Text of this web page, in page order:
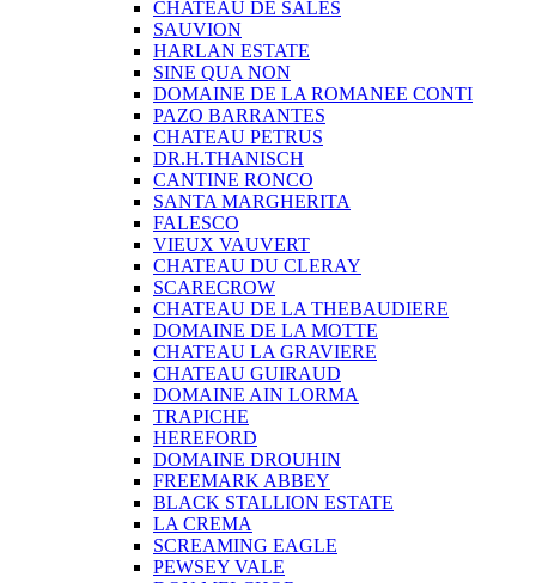
CHATEAU DE SALES
SAUVION
HARLAN ESTATE
SINE QUA NON
DOMAINE DE LA ROMANEE CONTI
PAZO BARRANTES
CHATEAU PETRUS
DR.H.THANISCH
CANTINE RONCO
SANTA MARGHERITA
FALESCO
VIEUX VAUVERT
CHATEAU DU CLERAY
SCARECROW
CHATEAU DE LA THEBAUDIERE
DOMAINE DE LA MOTTE
CHATEAU LA GRAVIERE
CHATEAU GUIRAUD
DOMAINE AIN LORMA
TRAPICHE
HEREFORD
DOMAINE DROUHIN
FREEMARK ABBEY
BLACK STALLION ESTATE
LA CREMA
SCREAMING EAGLE
PEWSEY VALE